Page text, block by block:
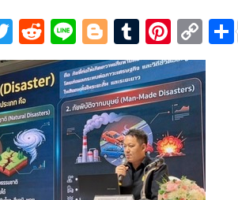
T
w
itt
er
R
e
d
di
t
Li
n
e
Bl
o
g
g
er
T
u
m
bl
r
Pi
nt
er
e
st
C
o
p
y
Li
n
k